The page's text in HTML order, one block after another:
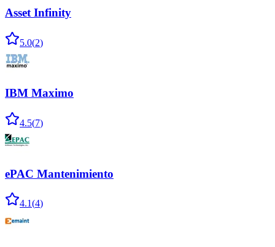
Asset Infinity
5.0(2)
IBM Maximo
4.5(7)
ePAC Mantenimiento
4.1(4)